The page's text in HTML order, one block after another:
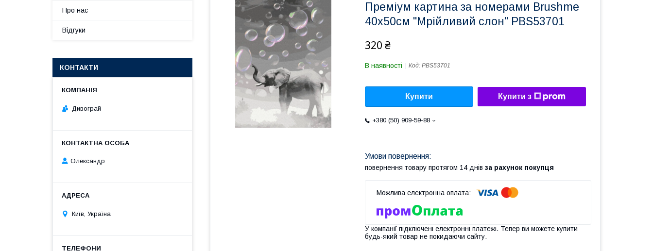
Преміум картина за номерами Brushme
40x50см "Мрійливий слон" PBS53701
320 ₴
В наявності Код: PBS53701
Купити Купити з
+380 (50) 909-59-88
повернення товару протягом 14 днів за рахунок покупця
У компанії підключені електронні платежі. Тепер ви можете купити
будь-який товар не покидаючи сайту.
Про нас
Відгуки
КОНТАКТИ
Дивограй
Олександр
Київ, Україна